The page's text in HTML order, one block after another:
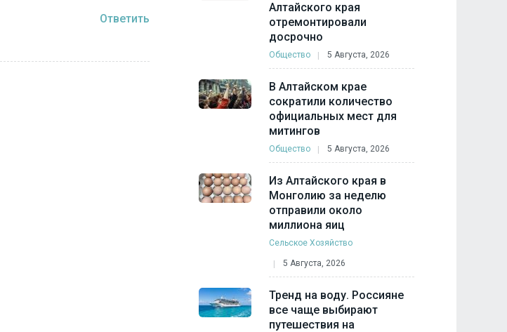
Ответить
Алтайского края
отремонтировали
досрочно
Общество 5 Августа, 2026
В Алтайском крае
сократили количество
официальных мест для
митингов
Общество 5 Августа, 2026
Из Алтайского края в
Монголию за неделю
отправили около
миллиона яиц
Сельское Хозяйство
5 Августа, 2026
Тренд на воду. Россияне
все чаще выбирают
путешествия на